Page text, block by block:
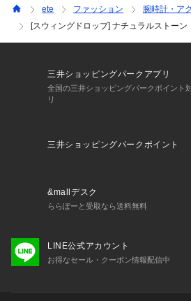
そっと触れるような優しい風を表現。
甘くなりすぎないようグレーのコード
プラス。
B：グリーンクォーツ　Calm ｜森の静
森の澄んだ空気感を纏うように。
深みのあるグリーンのコードとの合わ
C：カーネリアン　Sunrise｜春のコン
D：クォーツ　Rhythm ｜動きのアクセ
カラーが映えるミニマルなフォルムで
ントを添えます。
ete ファッション 腕時計・ア
[スウィングドロップ] ナチュラルストーン
三井ショッピングパークアプリ
全国の三井ショッピングパークポイント
リ
三井ショッピングパークポイント
&mallデスク
ららぽーと受取なら送料無料
LINE公式アカウント
お得なセール・クーポン情報配信中